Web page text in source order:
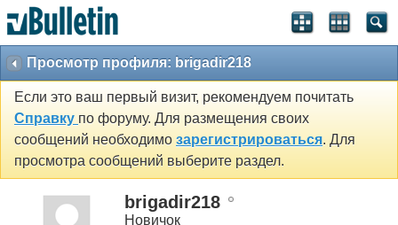
Просмотр профиля: brigadir218
Если это ваш первый визит, рекомендуем почитать
Справку по форуму. Для размещения своих
сообщений необходимо зарегистрироваться. Для
просмотра сообщений выберите раздел.
brigadir218
Новичок